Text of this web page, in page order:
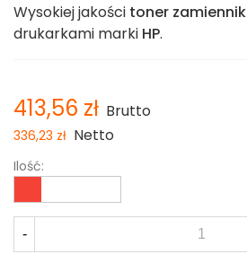
Wysokiej jakości toner zamiennik
drukarkami marki HP.
413,56 zł Brutto
336,23 zł Netto
Ilość:
-